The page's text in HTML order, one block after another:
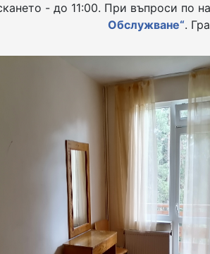
- до 11:00. При въпроси по
Обслужване“.